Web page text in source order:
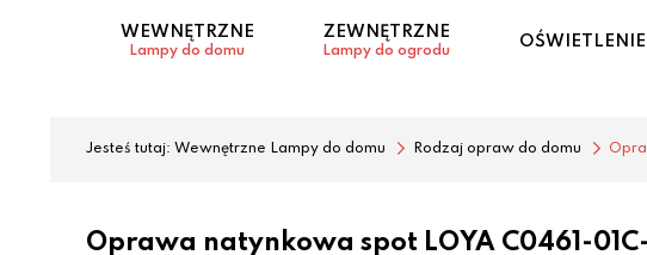
WEWNĘTRZNE
Lampy do domu
ZEWNĘTRZNE
Lampy do ogrodu
Jesteś tutaj: Wewnętrzne Lampy do domu Rodzaj opraw do domu
Oprawa natynkowa spot LOYA C0461-